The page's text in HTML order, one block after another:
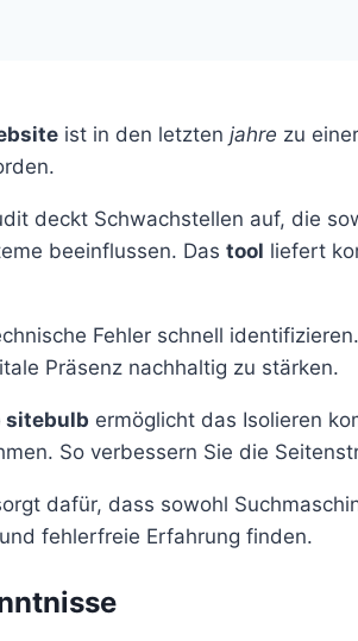
ist in den letzten jahre zu
deckt Schwachstellen auf, die
beeinflussen. Das tool liefert
Fehler schnell
Präsenz nachhaltig zu stärken.
sitebulb ermöglicht das Isolieren
So verbessern Sie die
dafür, dass sowohl
fehlerfreie Erfahrung finden.